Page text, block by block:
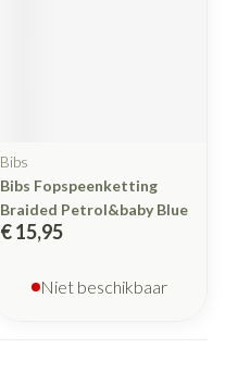
Bibs
Bibs Fopspeenketting
Braided Petrol&baby Blue
€ 15,95
Niet beschikbaar